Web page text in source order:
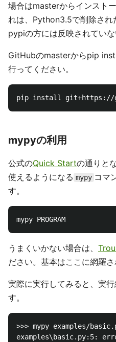
場合はmasterからインスト
れは、Python3.5で削除され
pypiの方には反映されてい
GitHubのmasterからpip
行ってください。
mypyの利用
公式のQuick Startの通りと
使えるようになる mypy コマ
す。
うまくいかない場合は、
ださい。基本はここに網羅さ
実際に実行してみると、実
す。
>>> mypy examples/
examples\basic.py:5: